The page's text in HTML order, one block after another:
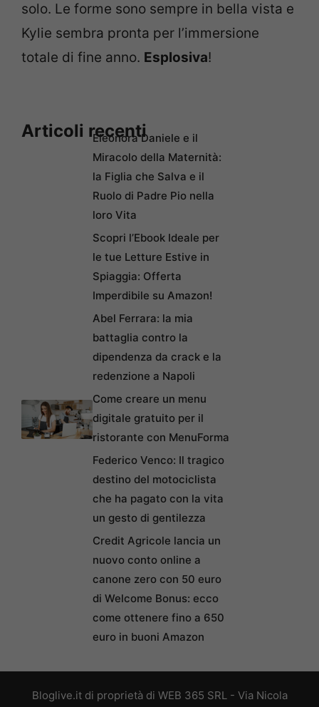
solo. Le forme sono sempre in bella vista e
Kylie sembra pronta per l’immersione
totale di fine anno. Esplosiva!
Articoli recentiEleonora Daniele e il
Miracolo della Maternità:
la Figlia che Salva e il
Ruolo di Padre Pio nella
loro Vita
Scopri l’Ebook Ideale per
le tue Letture Estive in
Spiaggia: Offerta
Imperdibile su Amazon!
Abel Ferrara: la mia
battaglia contro la
dipendenza da crack e la
redenzione a Napoli
Come creare un menu
digitale gratuito per il
ristorante con MenuForma
Federico Venco: Il tragico
destino del motociclista
che ha pagato con la vita
un gesto di gentilezza
Credit Agricole lancia un
nuovo conto online a
canone zero con 50 euro
di Welcome Bonus: ecco
come ottenere fino a 650
euro in buoni Amazon
Bloglive.it di proprietà di WEB 365 SRL - Via Nicola